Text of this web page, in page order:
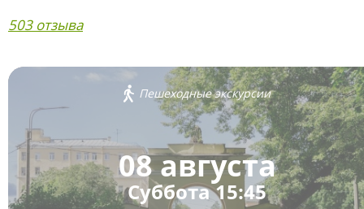
503 отзыва
Пешеходные экскурсии
08 августа
Суббота 15:45